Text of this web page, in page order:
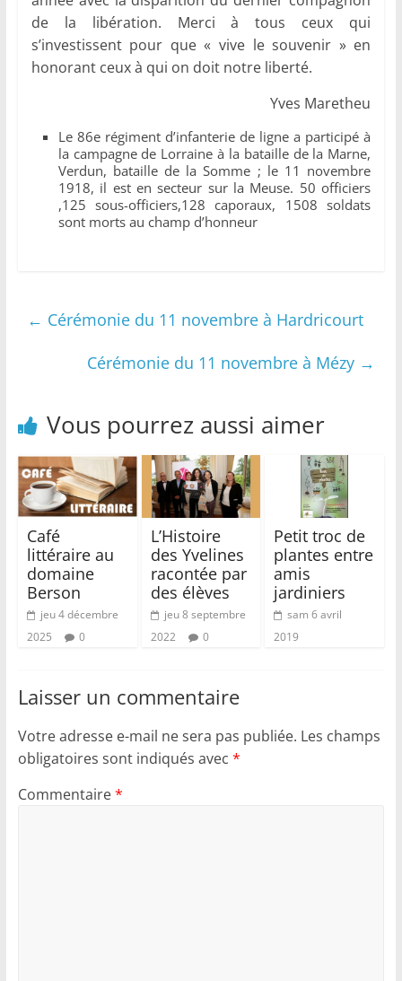
de la libération. Merci à tous ceux qui
s’investissent pour que « vive le souvenir » en
honorant ceux à qui on doit notre liberté.
Yves Maretheu
Le 86e régiment d’infanterie de ligne a participé à
la campagne de Lorraine à la bataille de la Marne,
Verdun, bataille de la Somme ; le 11 novembre
1918, il est en secteur sur la Meuse. 50 officiers
,125 sous-officiers,128 caporaux, 1508 soldats
sont morts au champ d’honneur
← Cérémonie du 11 novembre à Hardricourt
Cérémonie du 11 novembre à Mézy →
Vous pourrez aussi aimer
Café
littéraire au
domaine
Berson
jeu 4 décembre
2025
0
L’Histoire
des Yvelines
racontée par
des élèves
jeu 8 septembre
2022
0
Petit troc de
plantes entre
amis
jardiniers
sam 6 avril
2019
Laisser un commentaire
Votre adresse e-mail ne sera pas publiée. Les champs
obligatoires sont indiqués avec *
Commentaire*